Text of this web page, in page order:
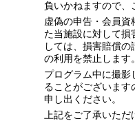
負いかねますので、
虚偽の申告・会員資
た当施設に対して損
しては、損害賠償
の利用を禁止します。
プログラム中に撮影
ることがございます
申し出ください。
上記をご了承いた